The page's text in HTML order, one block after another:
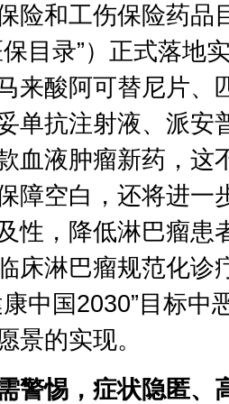
险和工伤保险药品
保目录”）正式落地
来酸阿可替尼片、
单抗注射液、派安
血液肿瘤新药，这
障空白，还将进一
性，降低淋巴瘤患
床淋巴瘤规范化诊
中国2030”目标中
景的实现。
警惕，症状隐匿、